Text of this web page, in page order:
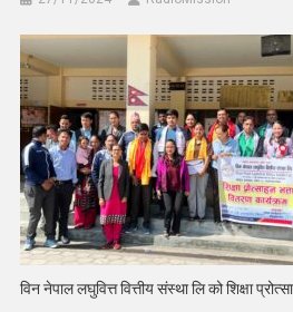
विन नेपाल लघुवित्त वित्तीय संस्था लि को शिक्षा